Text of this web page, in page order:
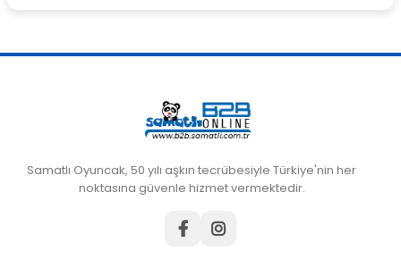
Samatlı Oyuncak, 50 yılı aşkın tecrübesiyle Türkiye'nin her
noktasına güvenle hizmet vermektedir.